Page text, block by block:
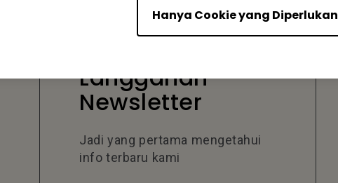
Hanya Cookie yang Diperlukan
Langganan
Newsletter
Jadi yang pertama mengetahui
info terbaru kami